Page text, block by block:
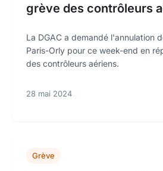
grève des contrôleurs
La DGAC a demandé l'annulation
Paris-Orly pour ce week-end en
des contrôleurs aériens.
28 mai 2024
Grève